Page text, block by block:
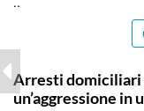
Arresti domiciliari
un’aggressione in